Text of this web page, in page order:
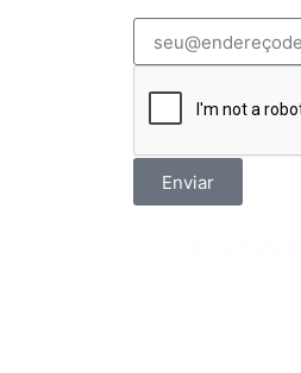
Enviar